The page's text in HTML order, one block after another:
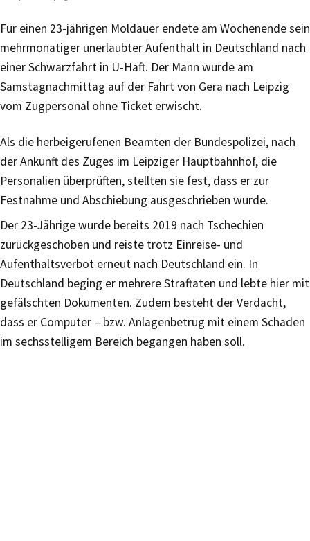
Für einen 23-jährigen Moldauer endete am Wochenende sein
mehrmonatiger unerlaubter Aufenthalt in Deutschland nach
einer Schwarzfahrt in U-Haft. Der Mann wurde am
Samstagnachmittag auf der Fahrt von Gera nach Leipzig
vom Zugpersonal ohne Ticket erwischt.
Als die herbeigerufenen Beamten der Bundespolizei, nach
der Ankunft des Zuges im Leipziger Hauptbahnhof, die
Personalien überprüften, stellten sie fest, dass er zur
Festnahme und Abschiebung ausgeschrieben wurde.
Der 23-Jährige wurde bereits 2019 nach Tschechien
zurückgeschoben und reiste trotz Einreise- und
Aufenthaltsverbot erneut nach Deutschland ein. In
Deutschland beging er mehrere Straftaten und lebte hier mit
gefälschten Dokumenten. Zudem besteht der Verdacht,
dass er Computer – bzw. Anlagenbetrug mit einem Schaden
im sechsstelligem Bereich begangen haben soll.